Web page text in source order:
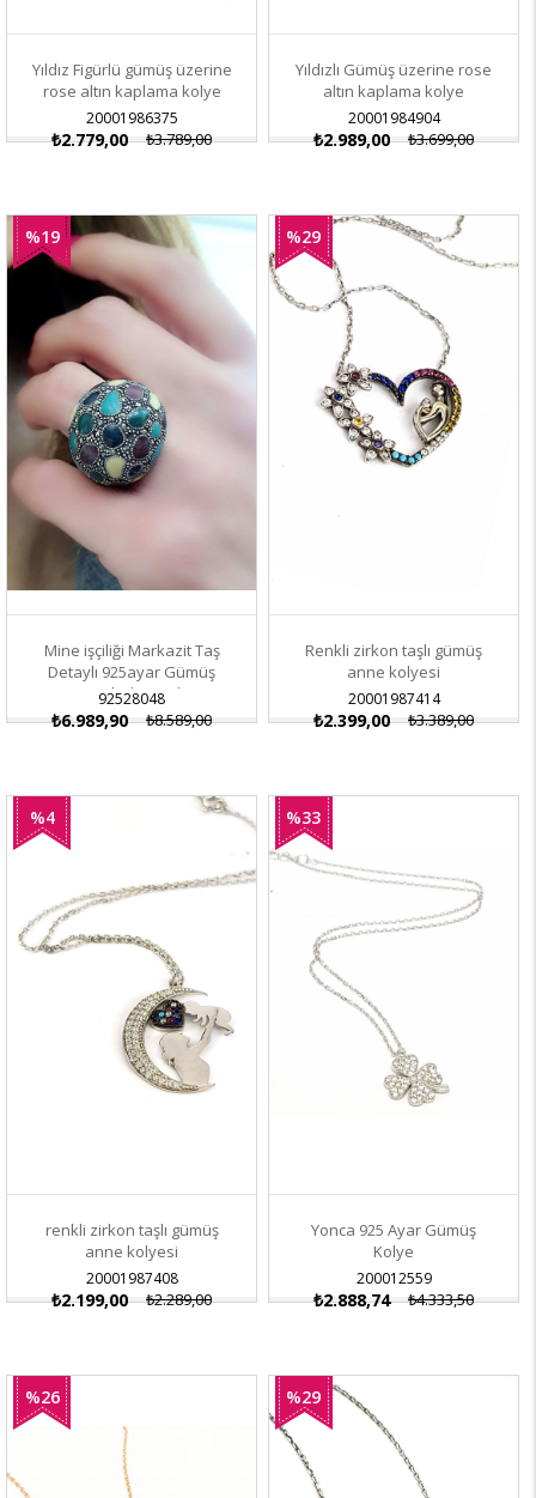
Yıldız Figürlü gümüş üzerine
rose altın kaplama kolye
20001986375
₺2.779,00 ₺3.789,00
Yıldızlı Gümüş üzerine rose
altın kaplama kolye
20001984904
₺2.989,00 ₺3.699,00
Mine işçiliği Markazit Taş
Detaylı 925ayar Gümüş
Bombeli Yüzük
92528048
₺6.989,90 ₺8.589,00
%19
İndirim
Renkli zirkon taşlı gümüş
anne kolyesi
20001987414
₺2.399,00 ₺3.389,00
%29
İndirim
renkli zirkon taşlı gümüş
anne kolyesi
20001987408
₺2.199,00 ₺2.289,00
%4
Yonca 925 Ayar Gümüş
Kolye
200012559
₺2.888,74 ₺4.333,50
%33
İndirim
%26
%29
İndirim